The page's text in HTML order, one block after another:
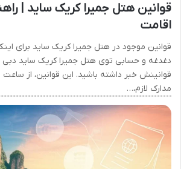
قوانین هتل جمیرا کریک ساید |
اقامت
قوانین موجود در هتل جمیرا کریک ساید برای
دغدغه و حسابی توی هتل جمیرا کریک ساید دبی
قوانینش خبر داشته باشید. این قوانین، از ساعت
مدارک لازم،…